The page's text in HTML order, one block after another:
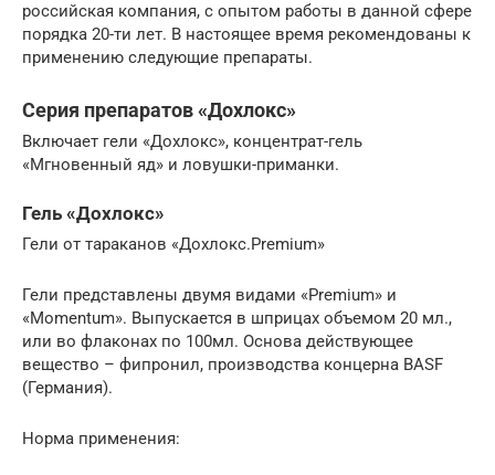
российская компания, с опытом работы в данной сфере
порядка 20-ти лет. В настоящее время рекомендованы к
применению следующие препараты.
Серия препаратов «Дохлокс»
Включает гели «Дохлокс», концентрат-гель
«Мгновенный яд» и ловушки-приманки.
Гель «Дохлокс»
Гели от тараканов «Дохлокс.Premium»
Гели представлены двумя видами «Premium» и
«Momentum». Выпускается в шприцах объемом 20 мл.,
или во флаконах по 100мл. Основа действующее
вещество – фипронил, производства концерна BASF
(Германия).
Норма применения: